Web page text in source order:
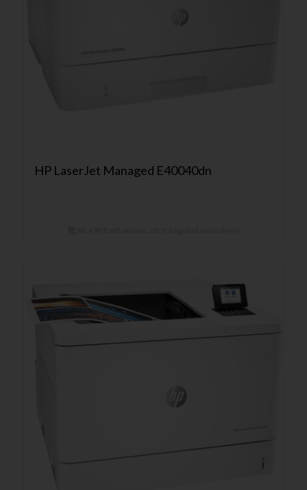
HP LaserJet Managed E40040dn